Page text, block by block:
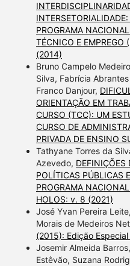
PROGRAMA
TÉCNICO E EMPREGO
(2014)
Bruno Campelo
Silva, Fabrícia
Franco Danjour,
ORIENTAÇÃO EM
CURSO (TCC): UM
CURSO DE
PRIVADA DE ENSINO
Tathyane Torres da
Azevedo, DEFINIÇÕES
POLÍTICAS PÚBLICAS
PROGRAMA
HOLOS: v. 8 (2021)
José Yvan Pereira
Morais de Medeiros
(2015): Edição
Josemir Almeida
Estêvão, Suzana